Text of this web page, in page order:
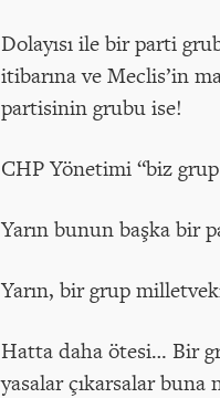
Dolayısı ile bir parti
itibarına ve Meclis’in
partisinin grubu ise!
CHP Yönetimi “biz
Yarın bunun başka bir
Yarın, bir grup
Hatta daha ötesi… Bir
yasalar çıkarsalar buna